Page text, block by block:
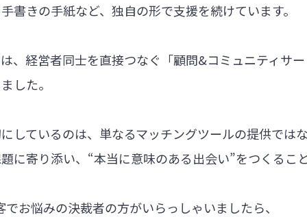
書きの手紙など、独自の形で支援を続けています。
、経営者同士を直接つなぐ「顧問&コミュニティサ
した。
しているのは、単なるマッチングツールの提供では
に寄り添い、“本当に意味のある出会い”をつくるこ
お悩みの決裁者の方がいらっしゃいましたら、